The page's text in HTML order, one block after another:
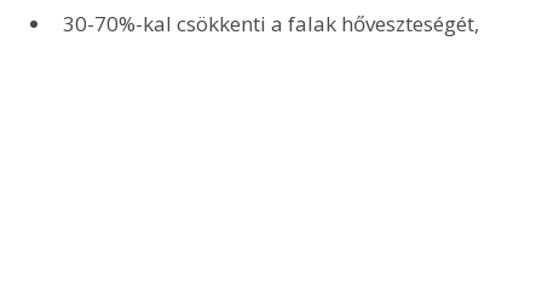
30-70%-kal csökkenti a falak hőveszteségét,